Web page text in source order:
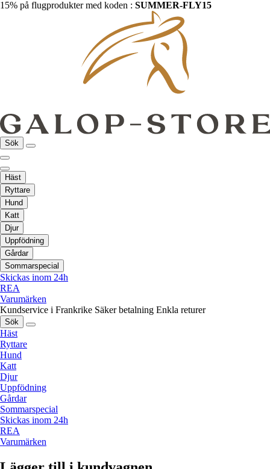
15% på flugprodukter med koden : SUMMER-FLY15
Sök
Häst
Ryttare
Hund
Katt
Djur
Uppfödning
Gårdar
Sommarspecial
Skickas inom 24h
REA
Varumärken
Kundservice i Frankrike Säker betalning Enkla returer
Sök
Häst
Ryttare
Hund
Katt
Djur
Uppfödning
Gårdar
Sommarspecial
Skickas inom 24h
REA
Varumärken